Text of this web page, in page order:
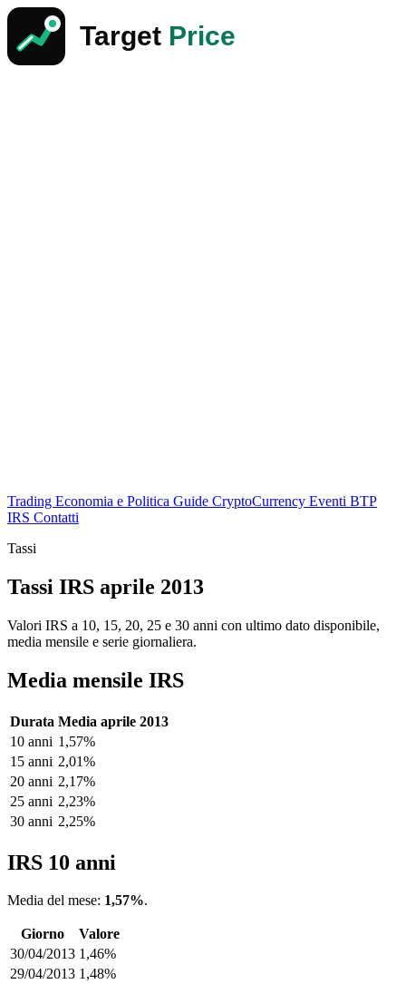
Trading Economia e Politica Guide CryptoCurrency Eventi BTP
IRS Contatti
Tassi
Tassi IRS aprile 2013
Valori IRS a 10, 15, 20, 25 e 30 anni con ultimo dato disponibile,
media mensile e serie giornaliera.
Media mensile IRS
Durata Media aprile 2013
10 anni 1,57%
15 anni 2,01%
20 anni 2,17%
25 anni 2,23%
30 anni 2,25%
IRS 10 anni
Media del mese: 1,57%.
Giorno
Valore
30/04/2013 1,46%
29/04/2013 1,48%